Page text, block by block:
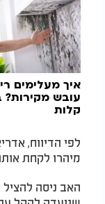
איך מעלימים
עובש מקירות?
קלות
לפי הדיווח,
מיהרו לקחת
האב ניסה להציל